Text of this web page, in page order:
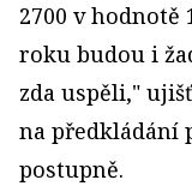
2700 v
roku budou i
zda uspěli,"
na předkládání
postupně.